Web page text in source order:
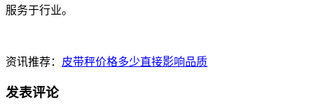
服务于行业。
资讯推荐： 皮带秤价格多少直接影响品质
发表评论